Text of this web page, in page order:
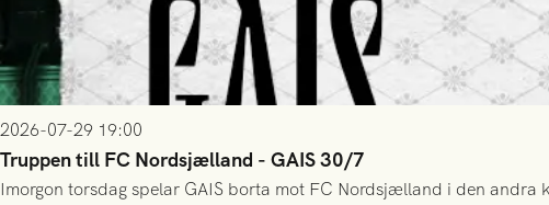
2026-07-29 19:00
Truppen till FC Nordsjælland - GAIS 30/7
Imorgon torsdag spelar GAIS borta mot FC Nordsjælland i den